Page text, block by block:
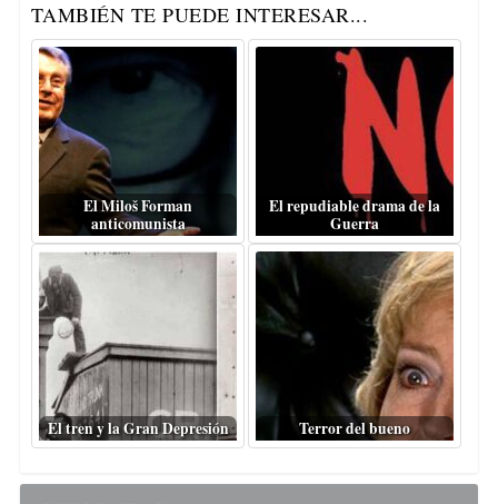
TAMBIÉN TE PUEDE INTERESAR...
El Miloš Forman
anticomunista
El repudiable drama de la
Guerra
El tren y la Gran Depresión Terror del bueno